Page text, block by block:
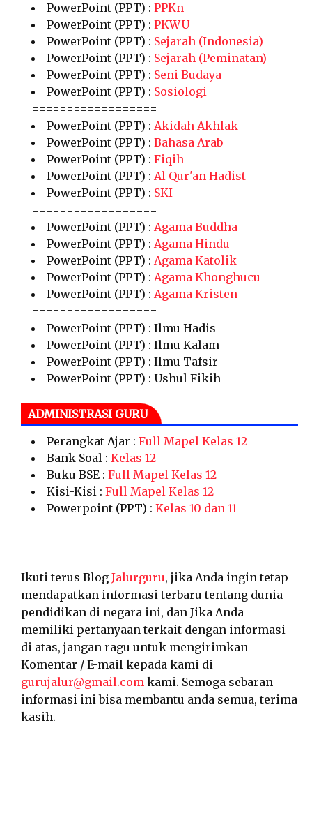
PowerPoint (PPT) : PPKn
PowerPoint (PPT) : PKWU
PowerPoint (PPT) : Sejarah (Indonesia)
PowerPoint (PPT) : Sejarah (Peminatan)
PowerPoint (PPT) : Seni Budaya
PowerPoint (PPT) : Sosiologi
==================
PowerPoint (PPT) : Akidah Akhlak
PowerPoint (PPT) : Bahasa Arab
PowerPoint (PPT) : Fiqih
PowerPoint (PPT) : Al Qur'an Hadist
PowerPoint (PPT) : SKI
==================
PowerPoint (PPT) : Agama Buddha
PowerPoint (PPT) : Agama Hindu
PowerPoint (PPT) : Agama Katolik
PowerPoint (PPT) : Agama Khonghucu
PowerPoint (PPT) : Agama Kristen
==================
PowerPoint (PPT) : Ilmu Hadis
PowerPoint (PPT) : Ilmu Kalam
PowerPoint (PPT) : Ilmu Tafsir
PowerPoint (PPT) : Ushul Fikih
ADMINISTRASI GURU
Perangkat Ajar : Full Mapel Kelas 12
Bank Soal : Kelas 12
Buku BSE : Full Mapel Kelas 12
Kisi-Kisi : Full Mapel Kelas 12
Powerpoint (PPT) : Kelas 10 dan 11
Ikuti terus Blog Jalurguru, jika Anda ingin tetap
mendapatkan informasi terbaru tentang dunia
pendidikan di negara ini, dan Jika Anda
memiliki pertanyaan terkait dengan informasi
di atas, jangan ragu untuk mengirimkan
Komentar / E-mail kepada kami di
gurujalur@gmail.com kami. Semoga sebaran
informasi ini bisa membantu anda semua, terima
kasih.